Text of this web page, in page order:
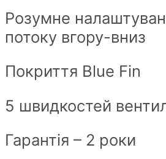
Розумне
потоку вгору-вниз
Покриття Blue Fin
5 швидкостей
Гарантія – 2 роки